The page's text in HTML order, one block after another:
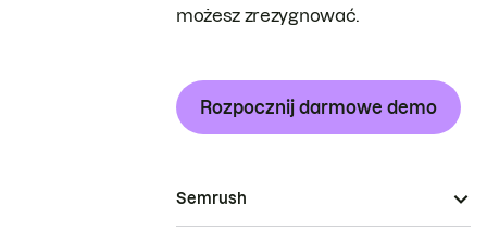
możesz zrezygnować.
Rozpocznij darmowe demo
Semrush